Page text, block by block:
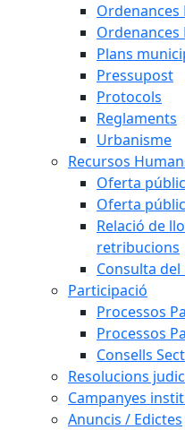
Ordenances
Ordenances
Plans
Pressupost
Protocols
Reglaments
Urbanisme
Recursos
Oferta
Oferta
Relació de
retribucions
Consulta
Participació
Processos
Processos
Consells
Resolucions
Campanyes
Anuncis / Edictes